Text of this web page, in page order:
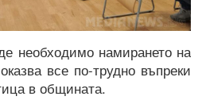
необходимо намирането на
все по-трудно въпреки
в общината.